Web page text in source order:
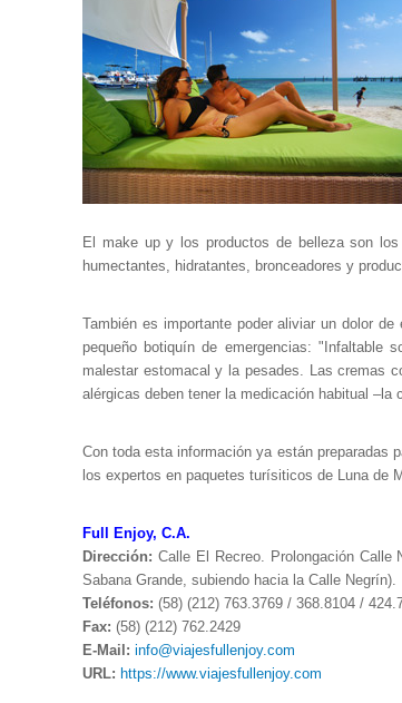
El make up y los productos de belleza son
humectantes, hidratantes, bronceadores y
También es importante poder aliviar un dolor
pequeño botiquín de emergencias:
malestar estomacal y la pesades. Las cremas
alérgicas deben tener la medicación habitual –la
Con toda esta información ya están preparadas
los expertos en paquetes turísiticos de Luna de
Full Enjoy, C.A.
Dirección: Calle El Recreo. Prolongación
Sabana Grande, subiendo hacia la Calle Negrín).
Teléfonos: (58) (212) 763.3769 / 368.8104 /
Fax: (58) (212) 762.2429
E-Mail: info@viajesfullenjoy.com
URL: https://www.viajesfullenjoy.com